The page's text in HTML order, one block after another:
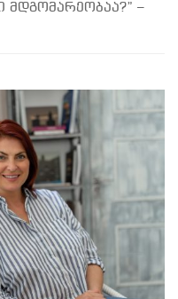
მდგომარეობაა?” –